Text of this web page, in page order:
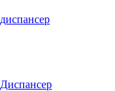
Диспансер